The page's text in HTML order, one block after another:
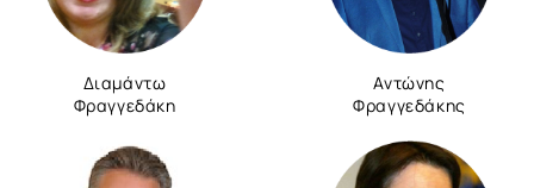
Διαμάντω
Φραγγεδάκη
Αντώνης
Φραγγεδάκης